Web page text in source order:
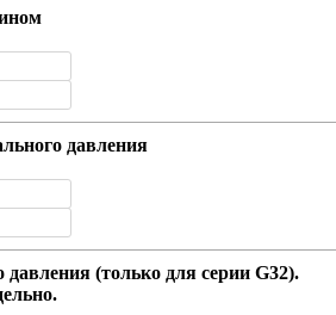
давления
давления (только для серии G32).